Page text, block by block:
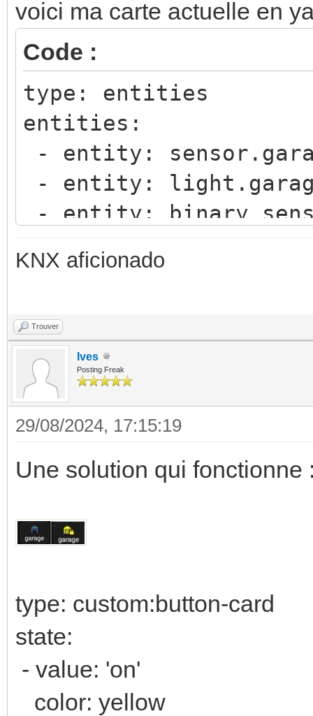
voici ma carte actuelle en
Code :
type: entities
entities:
- entity:
- entity:
- entity:
state:
- value: 'on'
- value: 'off'
icon:
title: Garage
KNX aficionado
Trouver
Ives
Posting Freak
29/08/2024, 17:15:19
Une solution qui fonctionne
type: custom:button-card
state:
- value: 'on'
color: yellow